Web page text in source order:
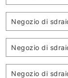
Negozio di
Negozio di
Negozio di